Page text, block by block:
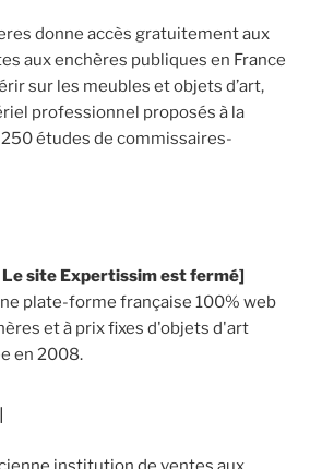
donne accès gratuitement aux
aux enchères publiques en France
sur les meubles et objets d’art,
professionnel proposés à la
études de commissaires-
Le site Expertissim est fermé]
plate-forme française 100% web
et à prix fixes d'objets d'art
en 2008.